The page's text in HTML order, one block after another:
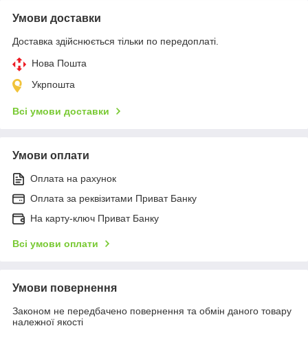
Умови доставки
Доставка здійснюється тільки по передоплаті.
Нова Пошта
Укрпошта
Всі умови доставки
Умови оплати
Оплата на рахунок
Оплата за реквізитами Приват Банку
На карту-ключ Приват Банку
Всі умови оплати
Умови повернення
Законом не передбачено повернення та обмін даного товару
належної якості